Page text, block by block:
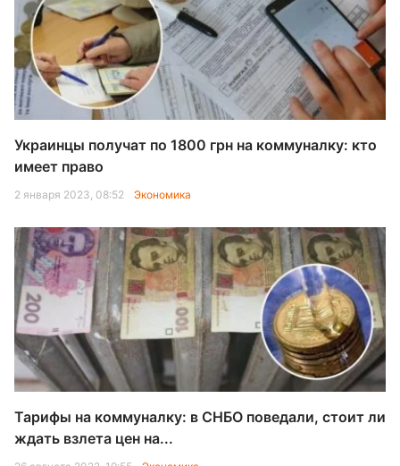
Украинцы получат по 1800 грн на коммуналку: кто
имеет право
2 января 2023, 08:52 Экономика
Тарифы на коммуналку: в СНБО поведали, стоит ли
ждать взлета цен на...